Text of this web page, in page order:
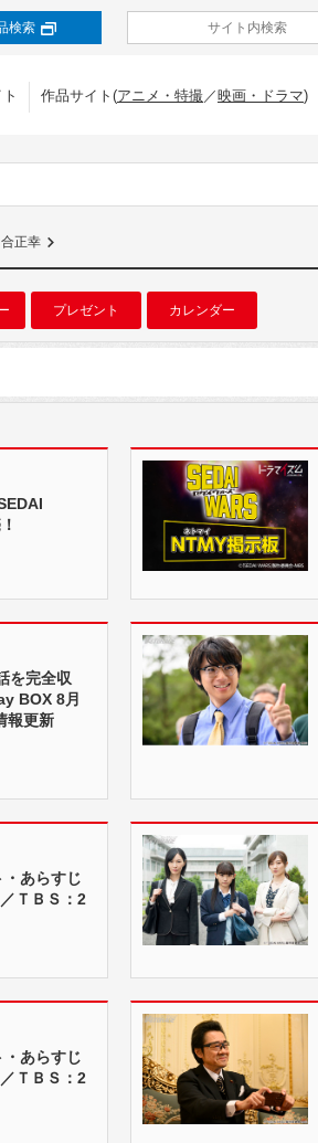
検索
作品サイト(アニメ・特撮／映画・ドラマ)
正幸
プレゼント カレンダー
を完全収
BOX 8月
報更新
・あらすじ
ＴＢＳ：2
・あらすじ
ＴＢＳ：2